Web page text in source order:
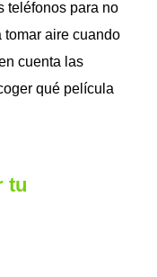
teléfonos para no
tomar aire cuando
cuenta las
qué película
tu